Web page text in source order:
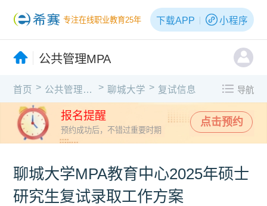
专注在线职业教育25年 下载APP 小程序
公共管理MPA
首页 > 公共管理MPA > 聊城大学 > 复试信息 导航
报名提醒
预约成功后，不错过重要时期
点击预约
聊城大学MPA教育中心2025年硕士
研究生复试录取工作方案